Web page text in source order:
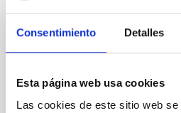
Consentimiento Detalles
Esta página web usa cookies
Las cookies de este sitio web
NOTA DE PRENSA
Del Cielo a la Tesis
Vía Láctea y los 40 años
del Teide en una nueva